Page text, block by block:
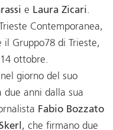
e Laura Zicari.
Contemporanea,
il Gruppo78 di Trieste,
ottobre.
giorno del suo
due anni dalla sua
Fabio Bozzato
, che firmano due